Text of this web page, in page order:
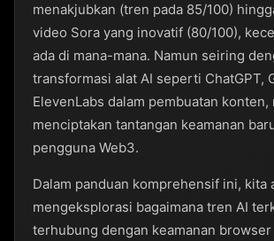
menakjubkan (tren pada 85/100)
video Sora yang inovatif (80/100),
ada di mana-mana. Namun seiring
transformasi alat AI seperti ChatGPT,
ElevenLabs dalam pembuatan konten,
menciptakan tantangan keamanan
pengguna Web3.
Dalam panduan komprehensif ini, kita
mengeksplorasi bagaimana tren AI
terhubung dengan keamanan browser